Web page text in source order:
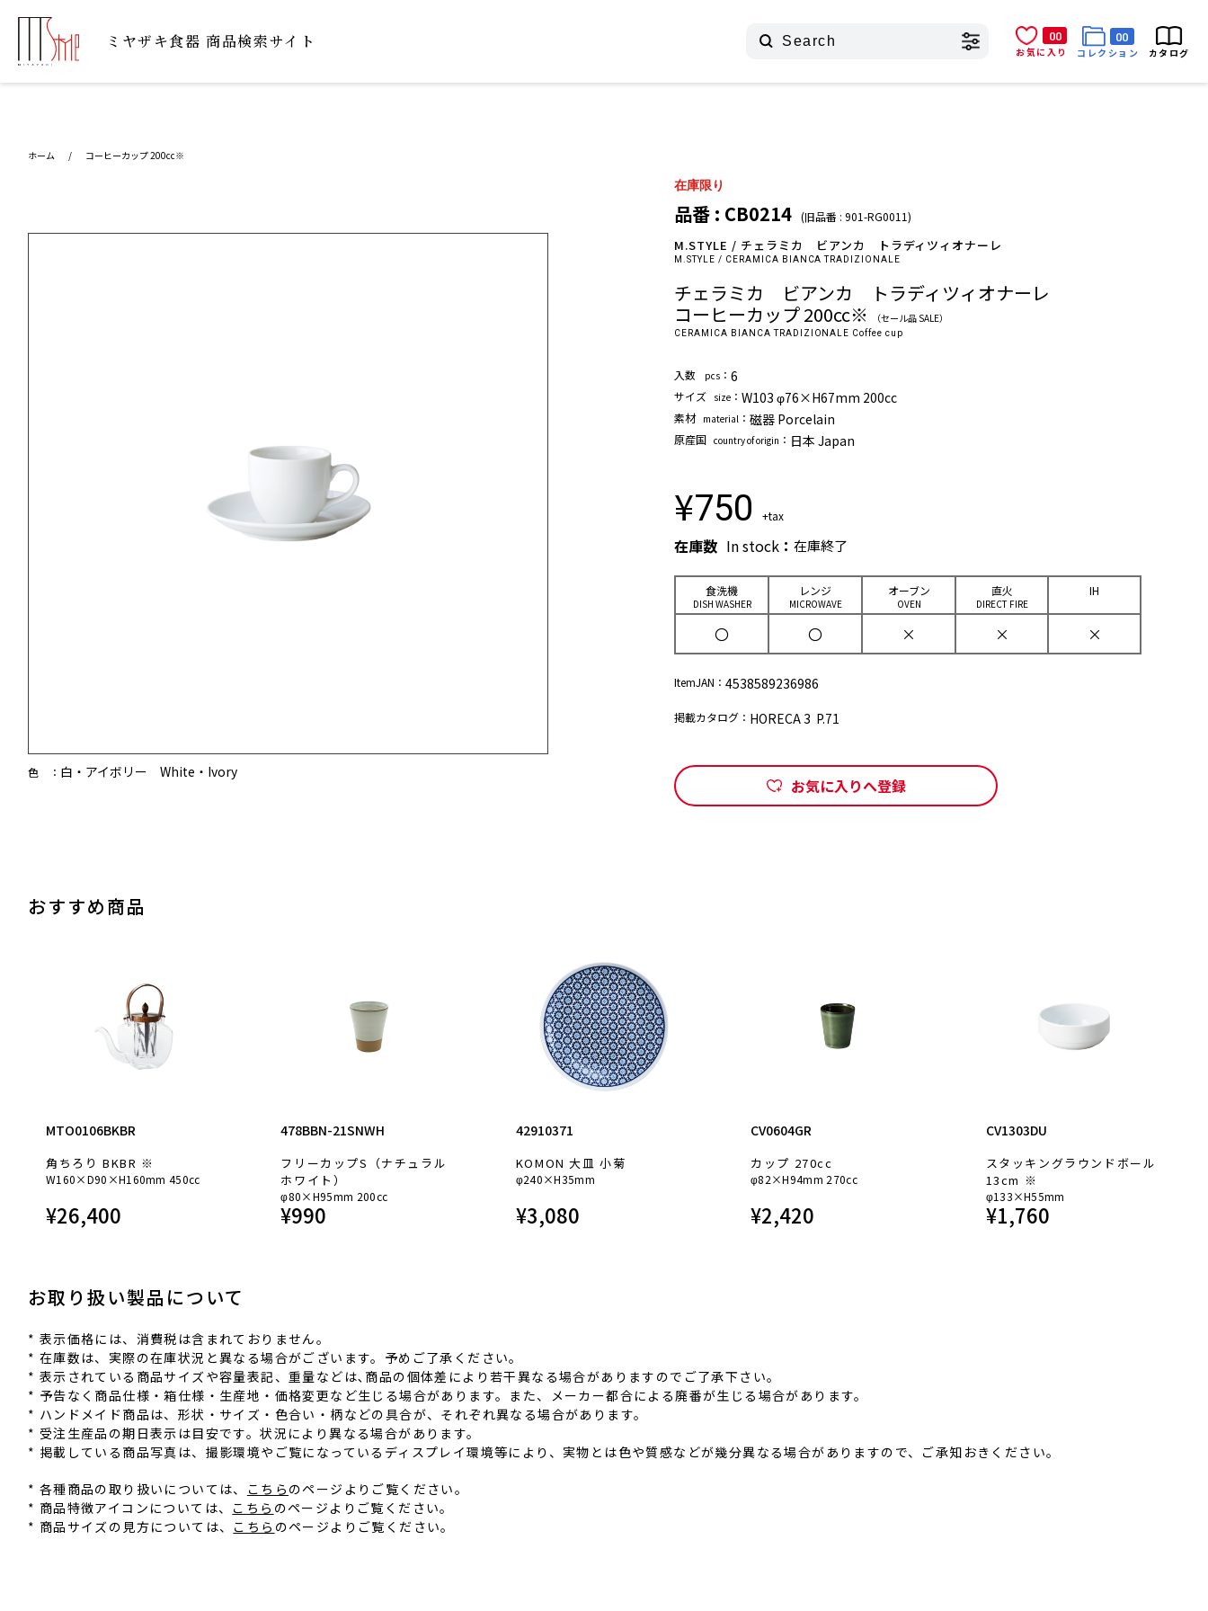
ミヤザキ⾷器 商品検索サイト
00
お気に入り
00
コレクション
カタログ
ホーム / コーヒーカップ 200cc※
色 ： 白・アイボリー White・Ivory
在庫限り
品番 : CB0214(旧品番 : 901-RG0011)
M.STYLE / チェラミカ ビアンカ トラディツィオナーレ
M.STYLE / CERAMICA BIANCA TRADIZIONALE
チェラミカ ビアンカ トラディツィオナーレ
コーヒーカップ 200cc※
（セール品 SALE）
CERAMICA BIANCA TRADIZIONALE Coffee cup
⼊数 pcs ：6
サイズ size ：W103 φ76×H67mm 200cc
素材 material ：磁器 Porcelain
原産国 country of origin ： 日本 Japan
¥750 +tax
在庫数 In stock ：在庫終了
⾷洗機
DISH WASHER
レンジ
MICROWAVE
オーブン
OVEN
直⽕
DIRECT FIRE
IH
〇 〇 × × ×
ItemJAN：4538589236986
掲載カタログ： HORECA 3 P.71
お気に入りへ登録
おすすめ商品
MTO0106BKBR
角ちろり BKBR ※
W160×D90×H160mm 450cc
¥26,400
478BBN-21SNWH
フリーカップS（ナチュラル
ホワイト）
φ80×H95mm 200cc
¥990
42910371
KOMON 大皿 小菊
φ240×H35mm
¥3,080
CV0604GR
カップ 270cc
φ82×H94mm 270cc
¥2,420
CV1303DU
スタッキングラウンドボール
13cm ※
φ133×H55mm
¥1,760
お取り扱い製品について
* 表⽰価格には、消費税は含まれておりません。
* 在庫数は、実際の在庫状況と異なる場合がございます。予めご了承ください。
* 表⽰されている商品サイズや容量表記、重量などは､商品の個体差により若⼲異なる場合がありますのでご了承下さい。
* 予告なく商品仕様‧箱仕様‧⽣産地‧価格変更など⽣じる場合があります。また、メーカー都合による廃番が⽣じる場合があります。
* ハンドメイド商品は、形状‧サイズ‧⾊合い‧柄などの具合が、それぞれ異なる場合があります。
* 受注⽣産品の期⽇表⽰は⽬安です。状況により異なる場合があります。
* 掲載している商品写真は、撮影環境やご覧になっているディスプレイ環境等により、実物とは⾊や質感などが幾分異なる場合がありますので、ご承知おきください。
* 各種商品の取り扱いについては、 こちら のページよりご覧ください。
* 商品特徴アイコンについては、 こちら のページよりご覧ください。
* 商品サイズの見方については、 こちら のページよりご覧ください。